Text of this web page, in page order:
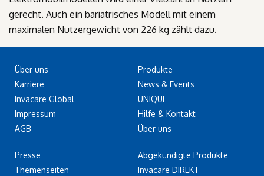
gerecht. Auch ein bariatrisches Modell mit einem
maximalen Nutzergewicht von 226 kg zählt dazu.
Über uns
Karriere
Invacare Global
Impressum
AGB
Presse
Themenseiten
Produkte
News & Events
UNIQUE
Hilfe & Kontakt
Über uns
Abgekündigte Produkte
Invacare DIREKT